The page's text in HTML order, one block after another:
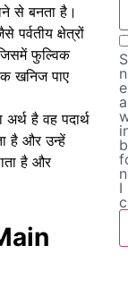
से बनता है।
क्षेत्रों
फुल्विक
खनिज पाए
है वह पदार्थ
है और उन्हें
है और
I